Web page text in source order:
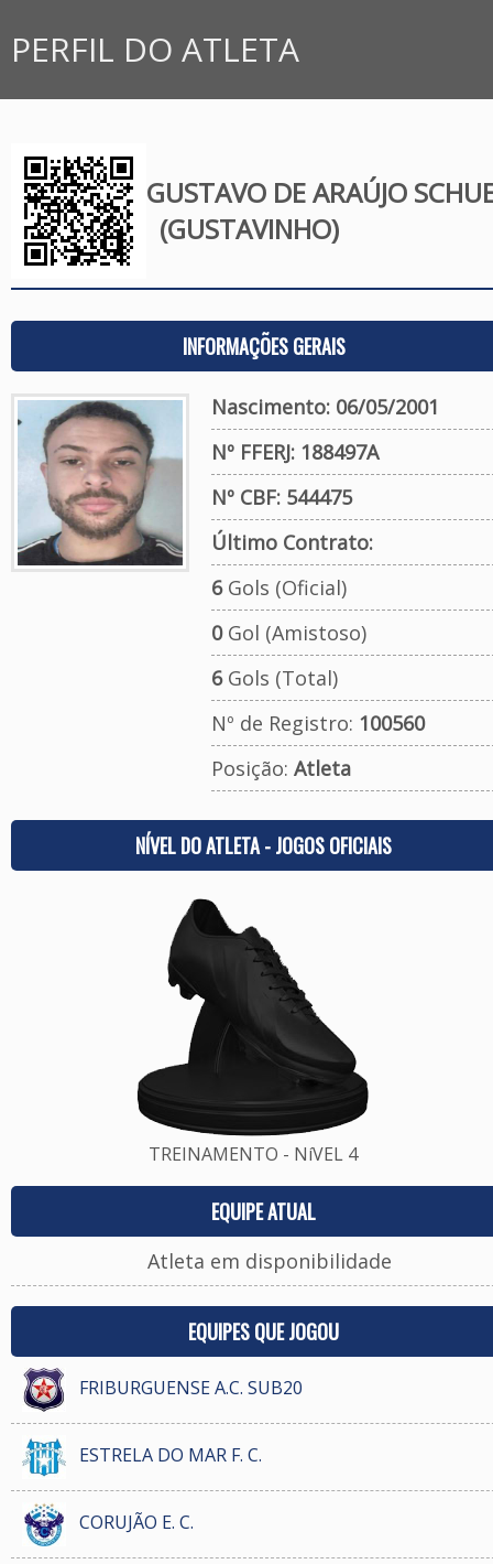
PERFIL DO ATLETA
GUSTAVO DE ARAÚJO
(GUSTAVINHO)
INFORMAÇÕES GERAIS
Nascimento: 06/05/2001
Nº FFERJ: 188497A
Nº CBF: 544475
Último Contrato:
6Gols (Oficial)
0Gol (Amistoso)
6Gols (Total)
Nº de Registro: 100560
Posição: Atleta
NÍVEL DO ATLETA - JOGOS OFICIAIS
TREINAMENTO - NíVEL 4
EQUIPE ATUAL
Atleta em disponibilidade
EQUIPES QUE JOGOU
FRIBURGUENSE A.C. SUB20
ESTRELA DO MAR F. C.
CORUJÃO E. C.